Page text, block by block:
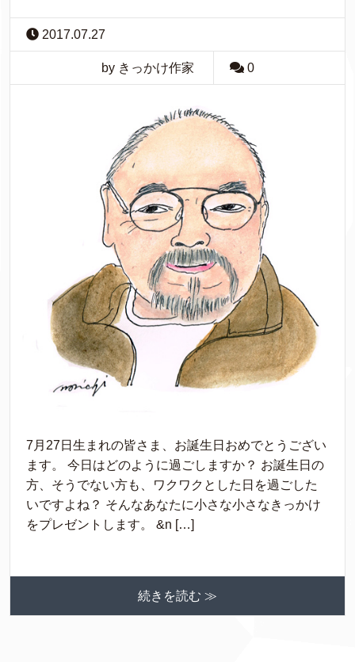
2017.07.27
by きっかけ作家 0
7月27日生まれの皆さま、お誕生日おめでとうござい
ます。 今日はどのように過ごしますか？ お誕生日の
方、そうでない方も、ワクワクとした日を過ごした
いですよね？ そんなあなたに小さな小さなきっかけ
をプレゼントします。 &n […]
続きを読む ≫